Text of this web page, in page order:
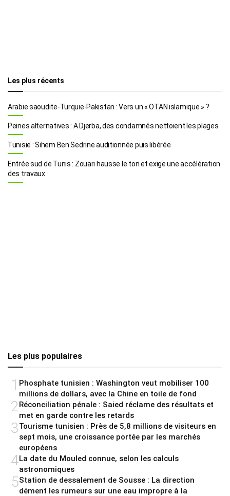
Les plus récents
Arabie saoudite-Turquie-Pakistan : Vers un « OTAN islamique » ?
Peines alternatives : A Djerba, des condamnés nettoient les plages
Tunisie : Sihem Ben Sedrine auditionnée puis libérée
Entrée sud de Tunis : Zouari hausse le ton et exige une accélération
des travaux
Les plus populaires
1 Phosphate tunisien : Washington veut mobiliser 100
millions de dollars, avec la Chine en toile de fond
2Réconciliation pénale : Saied réclame des résultats et
met en garde contre les retards
3Tourisme tunisien : Près de 5,8 millions de visiteurs en
sept mois, une croissance portée par les marchés
européens
4La date du Mouled connue, selon les calculs
astronomiques
5Station de dessalement de Sousse : La direction
dément les rumeurs sur une eau impropre à la